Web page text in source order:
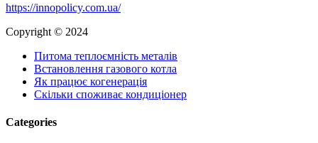
https://innopolicy.com.ua/
Copyright © 2024
Питома теплоємність металів
Встановлення газового котла
Як працює когенерація
Скільки споживає кондиціонер
Categories